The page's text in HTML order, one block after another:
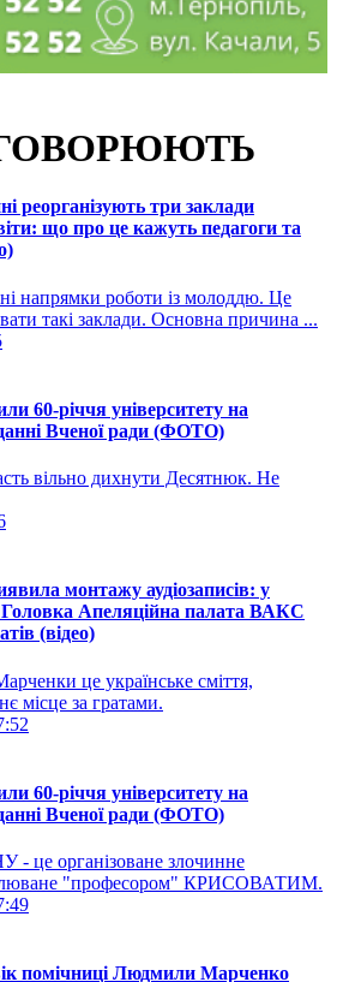
реорганізують три заклади
що про це кажуть педагоги та
напрямки роботи із молоддю. Це
такі заклади. Основна причина ...
60-річчя університету на
Вченої ради (ФОТО)
вільно дихнути Десятнюк. Не
монтажу аудіозаписів: у
Апеляційна палата ВАКС
(відео)
це українське сміття,
місце за гратами.
60-річчя університету на
Вченої ради (ФОТО)
- це організоване злочинне
"професором" КРИСОВАТИМ.
помічниці Людмили Марченко